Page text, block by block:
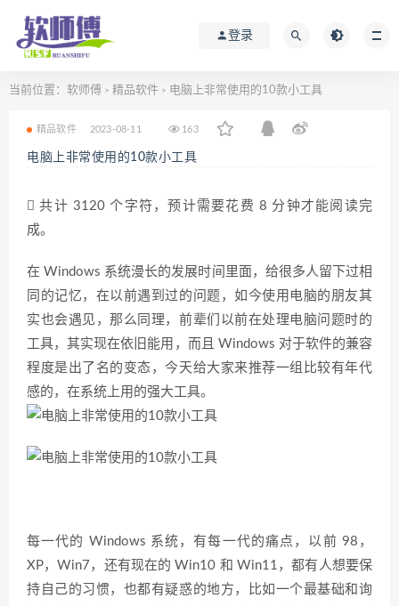
登录
当前位置： 软师傅 > 精品软件 > 电脑上非常使用的10款小工具
精品软件 2023-08-11 163
电脑上非常使用的10款小工具
共计 3120 个字符，预计需要花费 8 分钟才能阅读完
成。
在 Windows 系统漫长的发展时间里面，给很多人留下过相
同的记忆，在以前遇到过的问题，如今使用电脑的朋友其
实也会遇见，那么同理，前辈们以前在处理电脑问题时的
工具，其实现在依旧能用，而且 Windows 对于软件的兼容
程度是出了名的变态，今天给大家来推荐一组比较有年代
感的，在系统上用的强大工具。
每一代的 Windows 系统，有每一代的痛点，以前 98，
XP，Win7，还有现在的 Win10 和 Win11，都有人想要保
持自己的习惯，也都有疑惑的地方，比如一个最基础和询